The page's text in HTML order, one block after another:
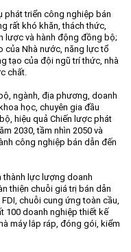
phát triển công nghiệp bán
rất khó khăn, thách thức,
lược và hành động đồng bộ;
của Nhà nước, năng lực tổ
tạo của đội ngũ trí thức, nhà
chất.
ngành, địa phương, doanh
học, chuyên gia đầu
hiệu quả Chiến lược phát
2030, tầm nhìn 2050 và
công nghiệp bán dẫn đến
thành lực lượng doanh
thiện chuỗi giá trị bán dẫn
chuỗi cung ứng toàn cầu,
100 doanh nghiệp thiết kế
máy lắp ráp, đóng gói, kiểm